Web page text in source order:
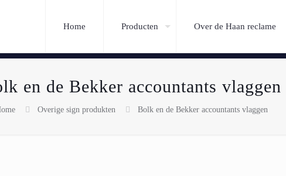
Home Producten Over de Haan reclame
en de Bekker accountants vlaggen
Overige sign produkten Bolk en de Bekker accountants vlaggen